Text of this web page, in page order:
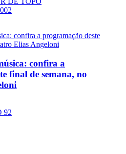
confira a
final de semana, no
92